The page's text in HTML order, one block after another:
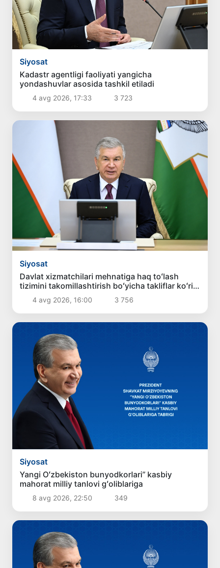
Siyosat
Kadastr agentligi faoliyati yangicha
yondashuvlar asosida tashkil etiladi
4 avg 2026, 17:33 3 723
Siyosat
Davlat xizmatchilari mehnatiga haq toʻlash
tizimini takomillashtirish boʻyicha takliflar koʻrib
chiqildi4 avg 2026, 16:00 3 756
Siyosat
Yangi Oʻzbekiston bunyodkorlari” kasbiy
mahorat milliy tanlovi gʻoliblariga
8 avg 2026, 22:50 349